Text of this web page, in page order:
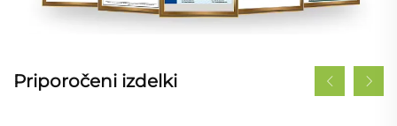
Priporočeni izdelki